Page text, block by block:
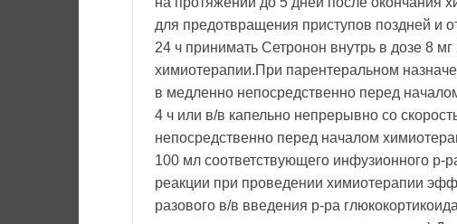
для предотвращения приступов поздней и
24 ч принимать Сетронон внутрь в дозе 8
химиотерапии.При парентеральном
в медленно непосредственно перед
4 ч или в/в капельно непрерывно со
непосредственно перед началом
100 мл соответствующего инфузионного
реакции при проведении химиотерапии
разового в/в введения р-ра